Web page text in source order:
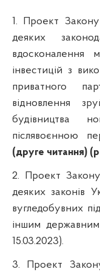
1. Проект
деяких
вдосконалення
інвестицій з
приватного
відновлення
будівництва
післявоєнною
(друге читання)
2. Проект
деяких законів
вугледобувних
іншим
15.03.2023).
3. Проект